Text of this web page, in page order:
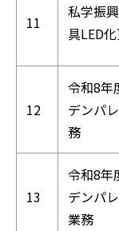
11
私学振
具LED
12
令和8
デンパ
務
13
令和8
デンパ
業務